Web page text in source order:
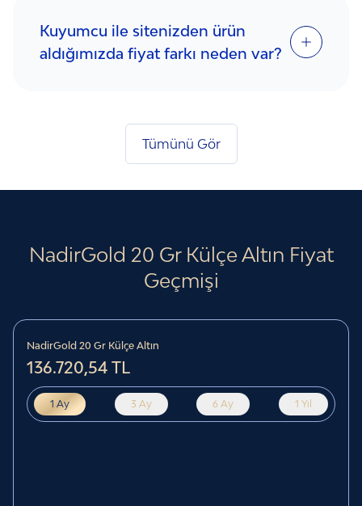
Kuyumcu ile sitenizden ürün
aldığımızda fiyat farkı neden var?
Tümünü Gör
NadirGold 20 Gr Külçe Altın Fiyat
Geçmişi
NadirGold 20 Gr Külçe Altın
136.720,54 TL
1 Ay 3 Ay 6 Ay 1 Yıl